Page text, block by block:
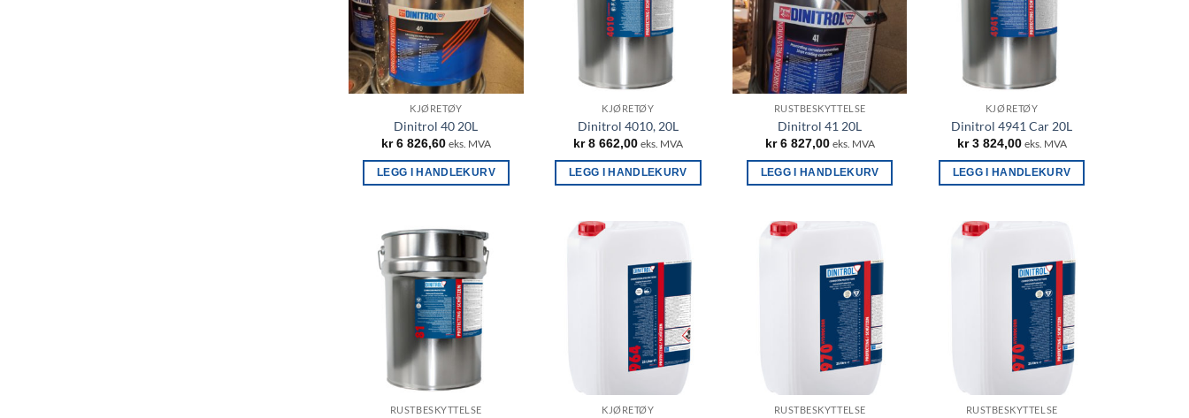
KJØRETØY
Dinitrol 40 20L
kr6 826,60 eks. MVA
LEGG I HANDLEKURV
KJØRETØY
Dinitrol 4010, 20L
kr8 662,00 eks. MVA
LEGG I HANDLEKURV
RUSTBESKYTTELSE
Dinitrol 41 20L
kr6 827,00 eks. MVA
LEGG I HANDLEKURV
KJØRETØY
Dinitrol 4941 Car 20L
kr3 824,00 eks. MVA
LEGG I HANDLEKURV
RUSTBESKYTTELSE KJØRETØY RUSTBESKYTTELSE RUSTBESKYTTELSE